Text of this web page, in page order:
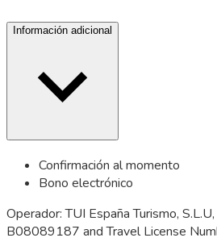
Información adicional
Confirmación al momento
Bono electrónico
Operador: TUI España Turismo,
B08089187 and Travel License